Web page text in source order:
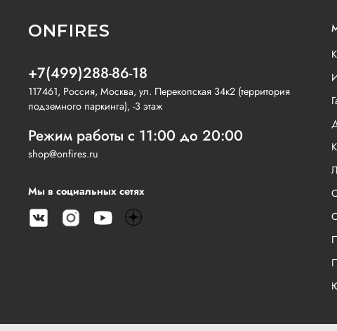
ONFIRES
+7(499)288-86-18
117461, Россия, Москва, ул. Перекопская 34к2 (территория
подземного паркинга), -3 этаж
Режим работы с 11:00 до 20:00
shop@onfires.ru
Мы в социальных сетях